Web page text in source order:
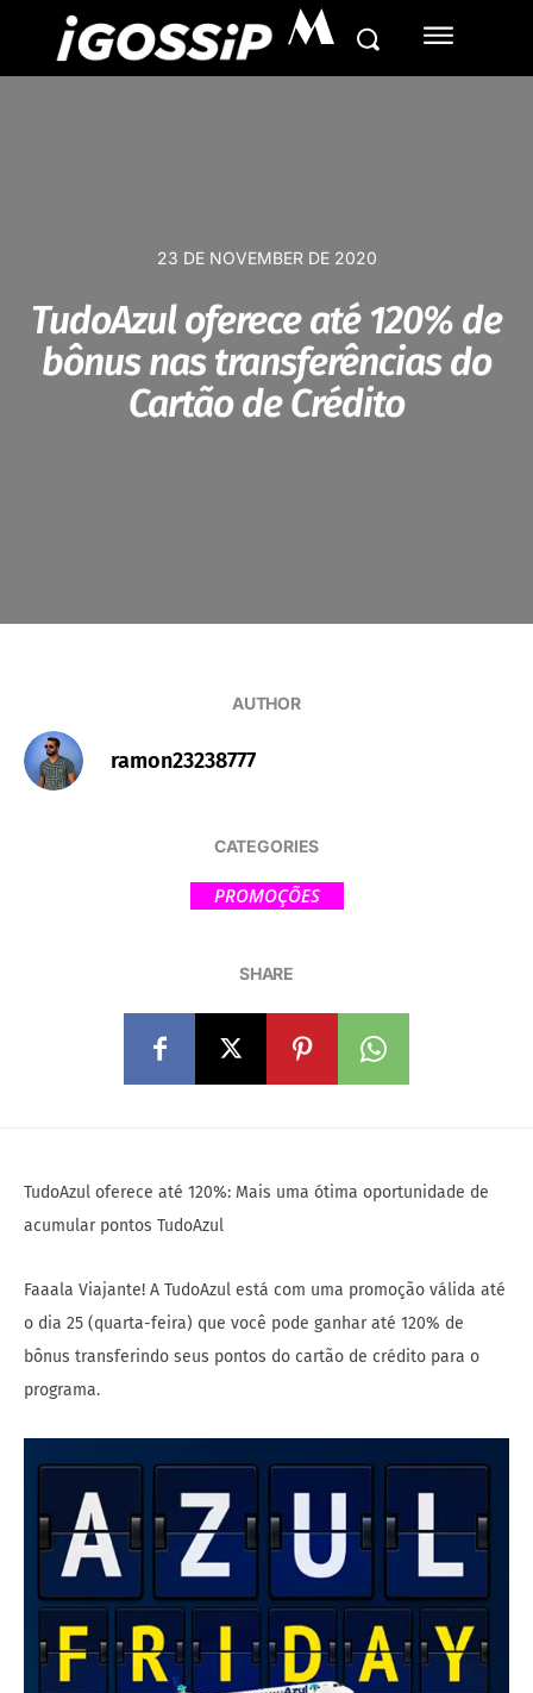
M
23 DE NOVEMBER DE 2020
TudoAzul oferece até 120% de
bônus nas transferências do
Cartão de Crédito
AUTHOR
ramon23238777
CATEGORIES
PROMOÇÕES
SHARE
TudoAzul oferece até 120%: Mais uma ótima oportunidade de
acumular pontos TudoAzul
Faaala Viajante! A TudoAzul está com uma promoção válida até
o dia 25 (quarta-feira) que você pode ganhar até 120% de
bônus transferindo seus pontos do cartão de crédito para o
programa.